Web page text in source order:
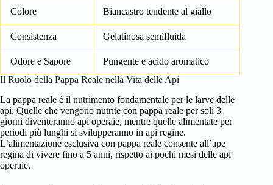
Colore Biancastro tendente al giallo
Consistenza Gelatinosa semifluida
Odore e Sapore
Pungente e acido aromatico
Il Ruolo della Pappa Reale nella Vita delle Api
La pappa reale è il nutrimento fondamentale per le larve delle
api. Quelle che vengono nutrite con pappa reale per soli 3
giorni diventeranno api operaie, mentre quelle alimentate per
periodi più lunghi si svilupperanno in api regine.
L’alimentazione esclusiva con pappa reale consente all’ape
regina di vivere fino a 5 anni, rispetto ai pochi mesi delle api
operaie.